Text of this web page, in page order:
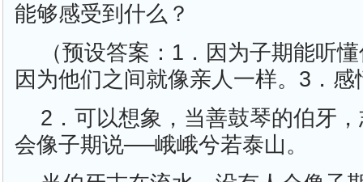
能够感受到什么？
（预设答案：1．因为子期能听
因为他们之间就像亲人一样。3．
2．可以想象，当善鼓琴的伯牙
会像子期说──峨峨兮若泰山。